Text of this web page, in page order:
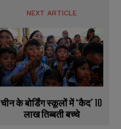
NEXT ARTICLE
चीन के बोर्डिंग स्कूलों में ‘कैद’ 10
लाख तिब्बती बच्चे